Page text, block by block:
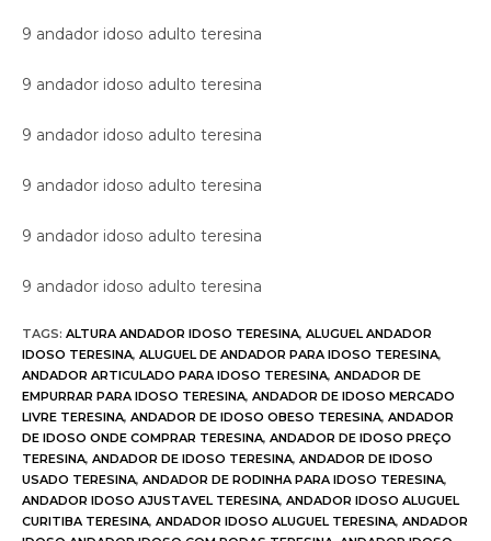
9 andador idoso adulto teresina
9 andador idoso adulto teresina
9 andador idoso adulto teresina
9 andador idoso adulto teresina
9 andador idoso adulto teresina
9 andador idoso adulto teresina
TAGS: ALTURA ANDADOR IDOSO TERESINA, ALUGUEL ANDADOR
IDOSO TERESINA, ALUGUEL DE ANDADOR PARA IDOSO TERESINA,
ANDADOR ARTICULADO PARA IDOSO TERESINA, ANDADOR DE
EMPURRAR PARA IDOSO TERESINA, ANDADOR DE IDOSO MERCADO
LIVRE TERESINA, ANDADOR DE IDOSO OBESO TERESINA, ANDADOR
DE IDOSO ONDE COMPRAR TERESINA, ANDADOR DE IDOSO PREÇO
TERESINA, ANDADOR DE IDOSO TERESINA, ANDADOR DE IDOSO
USADO TERESINA, ANDADOR DE RODINHA PARA IDOSO TERESINA,
ANDADOR IDOSO AJUSTAVEL TERESINA, ANDADOR IDOSO ALUGUEL
CURITIBA TERESINA, ANDADOR IDOSO ALUGUEL TERESINA, ANDADOR